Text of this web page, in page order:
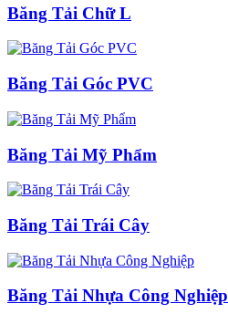
Băng Tải Chữ L
Băng Tải Góc PVC
Băng Tải Mỹ Phẩm
Băng Tải Trái Cây
Băng Tải Nhựa Công Nghiệp